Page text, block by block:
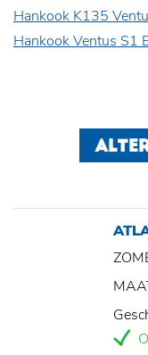
Hankook K135
Hankook Ventus S1